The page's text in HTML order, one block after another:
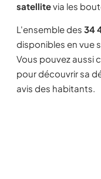
satellitevia les
L'ensemble des 34
disponibles en vue
Vous pouvez aussi
pour découvrir sa
avis des habitants.